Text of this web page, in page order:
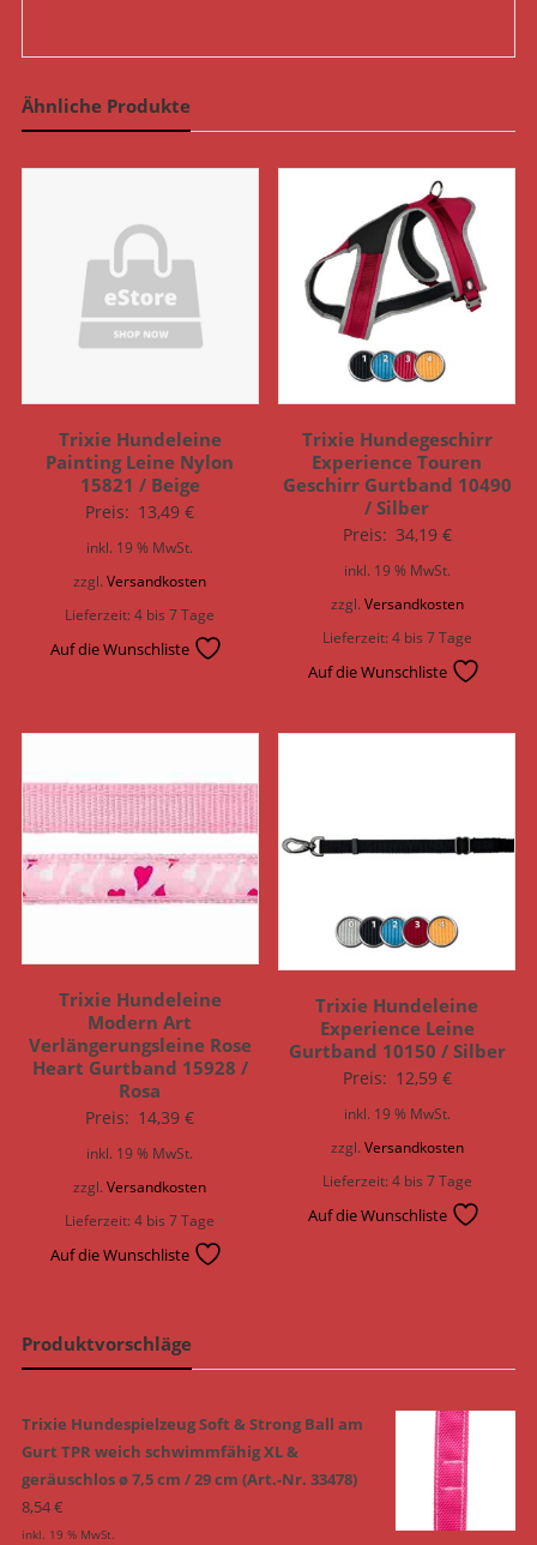
Ähnliche Produkte
Trixie Hundeleine
Painting Leine Nylon
15821 / Beige
Preis: 13,49€
inkl. 19 % MwSt.
zzgl.Versandkosten
Lieferzeit:4 bis 7 Tage
Auf die Wunschliste
Trixie Hundegeschirr
Experience Touren
Geschirr Gurtband 10490
/ Silber
Preis: 34,19 €
inkl. 19 % MwSt.
zzgl.Versandkosten
Lieferzeit:4 bis 7 Tage
Auf die Wunschliste
Trixie Hundeleine
Modern Art
Verlängerungsleine Rose
Heart Gurtband 15928 /
Rosa
Preis: 14,39€
inkl. 19 % MwSt.
zzgl.Versandkosten
Lieferzeit:4 bis 7 Tage
Auf die Wunschliste
Trixie Hundeleine
Experience Leine
Gurtband 10150 / Silber
Preis: 12,59 €
inkl. 19 % MwSt.
zzgl.Versandkosten
Lieferzeit:4 bis 7 Tage
Auf die Wunschliste
Produktvorschläge
Trixie Hundespielzeug Soft & Strong Ball am
Gurt TPR weich schwimmfähig XL &
geräuschlos ø 7,5 cm / 29 cm (Art.-Nr. 33478)
8,54€
inkl. 19 % MwSt.